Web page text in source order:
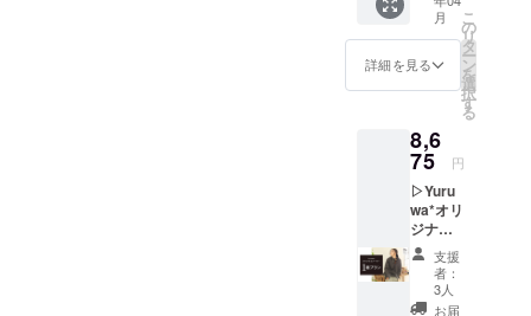
お問い合わ
しては、プ
ポリシーに
準じて管理
させていた
だきます。
額で
す。 ※
一般販
売価格
4,400円
400円を
予定し
ており
ます。
※お届け
は3月後
半〜4月
上旬を
予定し
ており
Yuruwa
*オリジ
ナル
パー
カー 1
お好み
の色と
サイズ
をお選
びくだ
さい。
※税込価
格で
す。 ※
送料700
月
詳細を見る
こ
の
リ
タ
ー
ン
を
選
択
す
る
8,6
75 円
▷Yuru
wa*オリ
ジナル
パー
カー 1
着プラ
ン ■内
支援
者：
3人
お届